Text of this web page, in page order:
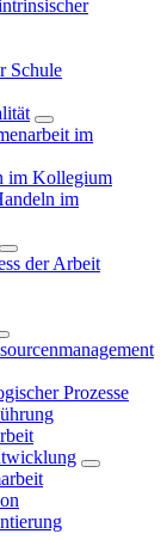
Schule
im
im Kollegium
im
der Arbeit
Prozesse